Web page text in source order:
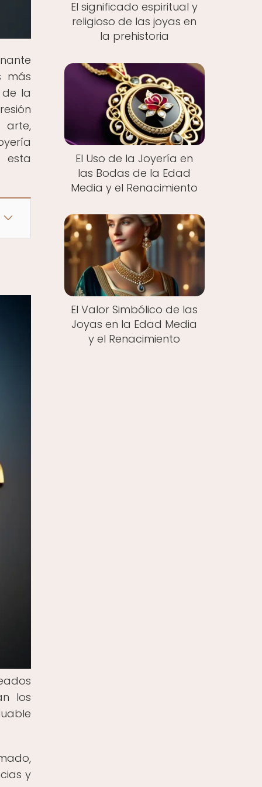
más
de la
arte,
esta
los
y
El significado espiritual y
religioso de las joyas en
la prehistoria
El Uso de la Joyería en
las Bodas de la Edad
Media y el Renacimiento
El Valor Simbólico de las
Joyas en la Edad Media
y el Renacimiento